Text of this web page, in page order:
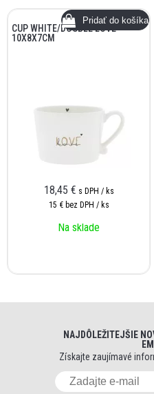
CUP WHITE/DOUBLE LOVE
10X8X7CM
18,45 € s DPH / ks
15 € bez DPH / ks
Na sklade
NAJDÔLEŽITEJŠIE
Získajte zaujímavé